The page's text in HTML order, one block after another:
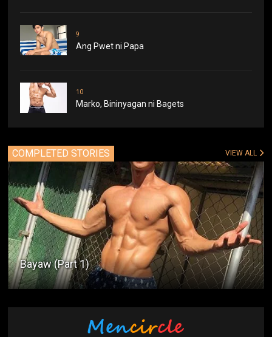
9
Ang Pwet ni Papa
10
Marko, Bininyagan ni Bagets
COMPLETED STORIES VIEW ALL
Bayaw (Part 1)